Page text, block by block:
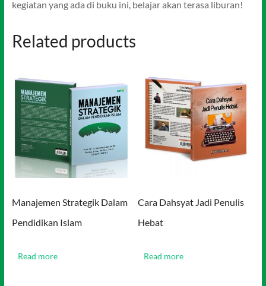
kegiatan yang ada di buku ini, belajar akan terasa liburan!
Related products
Manajemen Strategik Dalam
Pendidikan Islam
Read more
Cara Dahsyat Jadi Penulis
Hebat
Read more